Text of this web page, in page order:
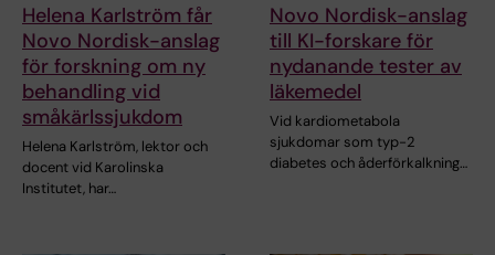
Helena Karlström får
Novo Nordisk-anslag
för forskning om ny
behandling vid
småkärlssjukdom
Helena Karlström, lektor och
docent vid Karolinska
Institutet, har…
Novo Nordisk-anslag
till KI-forskare för
nydanande tester av
läkemedel
Vid kardiometabola
sjukdomar som typ-2
diabetes och åderförkalkning…